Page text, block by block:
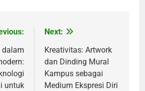
dalam
untuk
Next:
Kreativitas: Artwork
dan Dinding Mural
Kampus sebagai
Medium Ekspresi Diri